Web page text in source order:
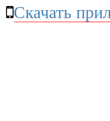
Скачать